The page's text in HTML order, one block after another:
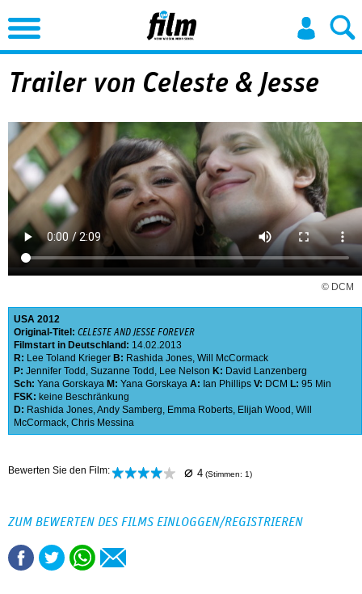
Jump to Navigation
Trailer von Celeste & Jesse
© DCM
USA 2012
Original-Titel: CELESTE AND JESSE FOREVER
Filmstart in Deutschland: 14.02.2013
R: Lee Toland Krieger B: Rashida Jones, Will McCormack
P: Jennifer Todd , Suzanne Todd , Lee Nelson K: David Lanzenberg
Sch: Yana Gorskaya M: Yana Gorskaya A: Ian Phillips V: DCM L: 95 Min
FSK: keine Beschränkung
D: Rashida Jones,Andy Samberg, Emma Roberts, Elijah Wood , Will
McCormack, Chris Messina
Bewerten Sie den Film: ⌀ 4 (Stimmen: 1)
ZUM BEWERTEN DES FILMS EINLOGGEN/REGISTRIEREN